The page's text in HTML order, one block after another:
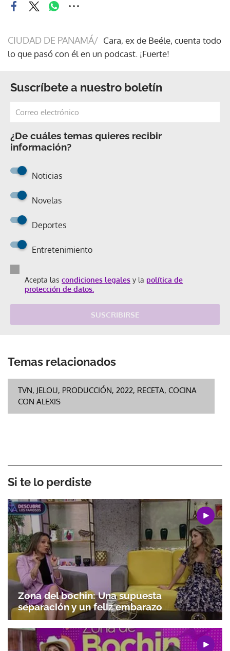
CIUDAD DE PANAMÁ/ Cara, ex de Beéle, cuenta todo
lo que pasó con él en un podcast. ¡Fuerte!
Suscríbete a nuestro boletín
¿De cuáles temas quieres recibir
información?
Noticias
Novelas
Deportes
Entretenimiento
Acepta las condiciones legales y la política de
protección de datos.
SUSCRIBIRSE
Temas relacionados
TVN, JELOU, PRODUCCIÓN, 2022, RECETA, COCINA
CON ALEXIS
Si te lo perdiste
Zona del bochin: Una supuesta
separación y un feliz embarazo